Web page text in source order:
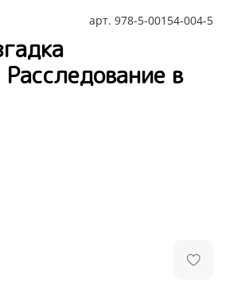
арт. 978-5-00154-004-5
в